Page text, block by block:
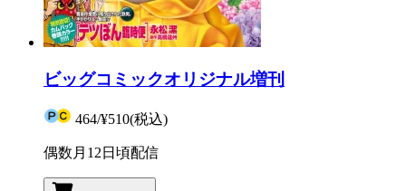
ビッグコミックオリジナル増刊
464/¥510(税込)
偶数月12日頃配信